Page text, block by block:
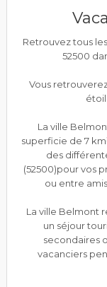
Retrouvez tous
52500
Vous
La ville
superficie de 7
des
(52500)pour vos
ou entre
La ville Belmont
un séjour
secondaires
vacanciers